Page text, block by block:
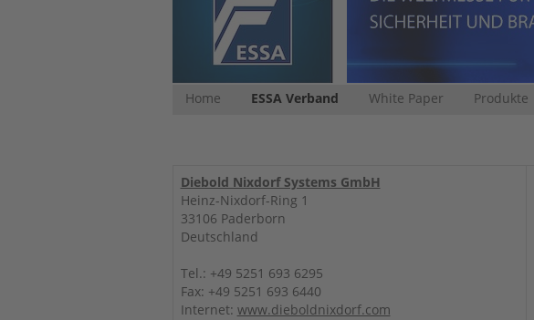
Home ESSA Verband White Paper Produkte
Diebold Nixdorf Systems GmbH
Heinz-Nixdorf-Ring 1
33106 Paderborn
Deutschland
Tel.: +49 5251 693 6295
Fax: +49 5251 693 6440
Internet: www.dieboldnixdorf.com